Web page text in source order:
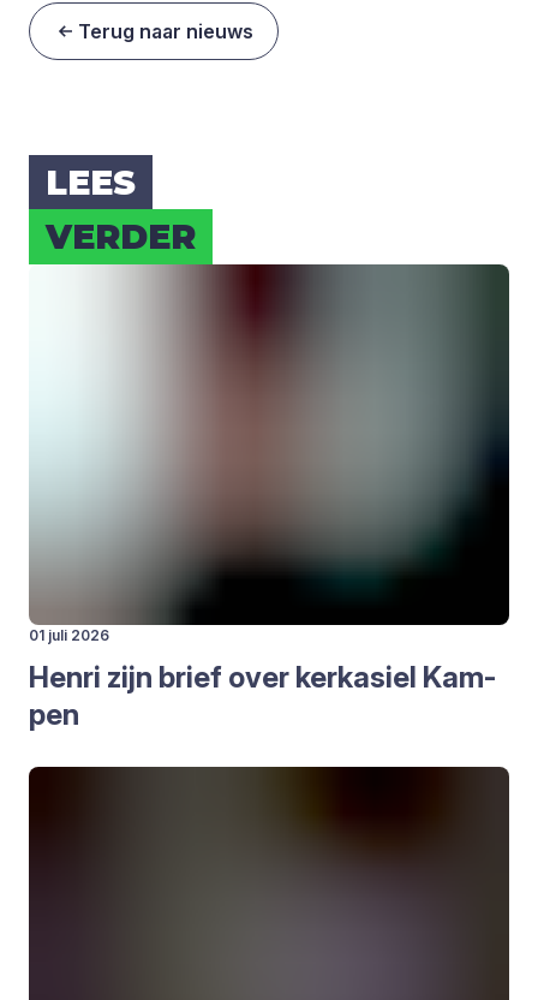
Terug naar nieuws
LEES
VER­DER
01 juli 2026
Hen­ri zijn brief over kerk­asiel Kam­
pen